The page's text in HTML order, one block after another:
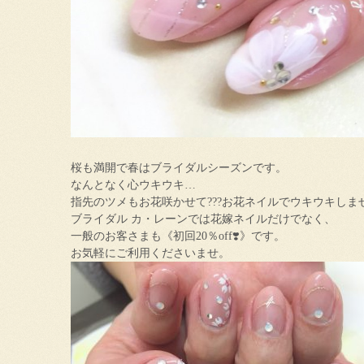
桜も満開で春はブライダルシーズンです。
なんとなく心ウキウキ…
指先のツメもお花咲かせて???お花ネイルでウキウキしま
ブライダル カ・レーンでは花嫁ネイルだけでなく、
一般のお客さまも《初回20％off❣️》です。
お気軽にご利用くださいませ。